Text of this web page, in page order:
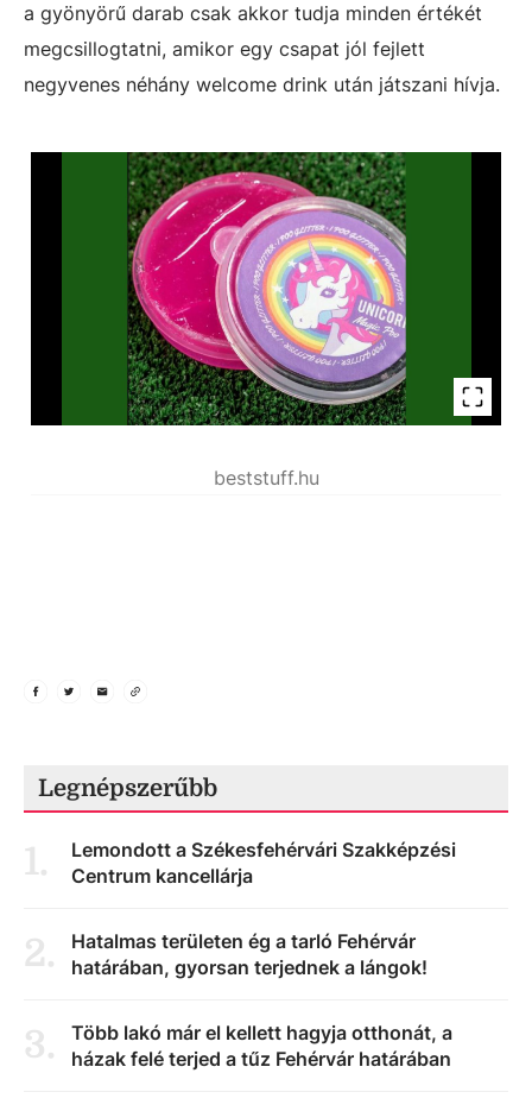
a gyönyörű darab csak akkor tudja minden értékét
megcsillogtatni, amikor egy csapat jól fejlett
negyvenes néhány welcome drink után játszani hívja.
beststuff.hu
Legnépszerűbb
1.
Lemondott a Székesfehérvári Szakképzési
Centrum kancellárja
2.
Hatalmas területen ég a tarló Fehérvár
határában, gyorsan terjednek a lángok!
3.
Több lakó már el kellett hagyja otthonát, a
házak felé terjed a tűz Fehérvár határában